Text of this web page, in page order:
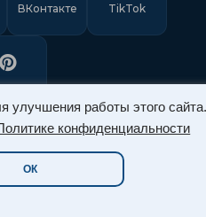
улучшения работы этого сайта.
конфиденциальности
ОК
ВКонтакте TikTok